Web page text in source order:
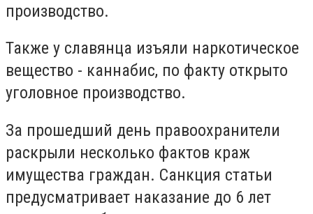
производство.
Также у славянца изъяли наркотическое
вещество - каннабис, по факту открыто
уголовное производство.
За прошедший день правоохранители
раскрыли несколько фактов краж
имущества граждан. Санкция статьи
предусматривает наказание до 6 лет